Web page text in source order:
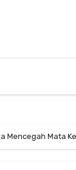
Mencegah Mata